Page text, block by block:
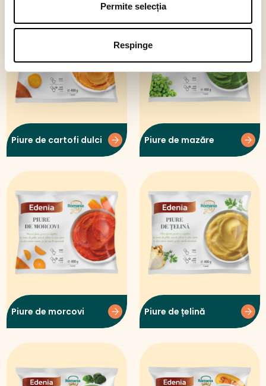
Permite selecția
Respinge
Piure de cartofi dulci Piure de mazăre
Piure de morcovi Piure de țelină